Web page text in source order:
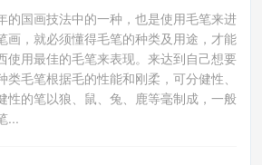
的国画技法中的一种，也是使用毛笔来进
画，就必须懂得毛笔的种类及用途，才能
使用最佳的毛笔来表现。来达到自己想要
毛笔根据毛的性能和刚柔，可分健性、
性的笔以狼、鼠、兔、鹿等毫制成，一般
...